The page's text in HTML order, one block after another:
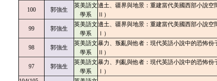
100 郭強生
英美語文
學系
邊土、疆界與地景：重建當代美國西部小說
Ⅱ）
99 郭強生
英美語文
學系
邊土、疆界與地景：重建當代美國西部小說
Ⅰ）
98 郭強生
英美語文
學系
暴力、叛亂與他者：現代英語小說中的恐怖
Ⅱ）
97 郭強生
英美語文
學系
暴力、判亂與他者：現代英語小說中的恐怖
Ⅰ）